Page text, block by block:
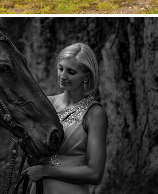
TIER MIT DIR